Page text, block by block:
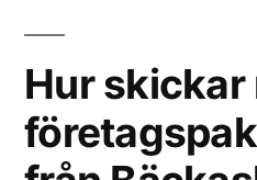
Hur skickar